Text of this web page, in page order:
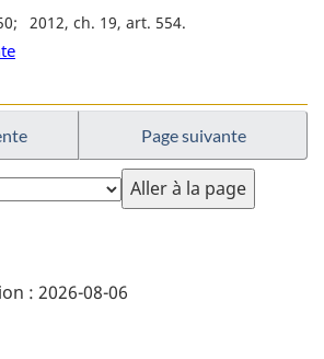
2012, ch. 19, art. 554
Page suivante
: 2026-08-06